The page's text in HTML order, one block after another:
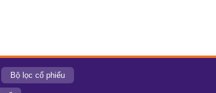
Bộ lọc cổ phiếu